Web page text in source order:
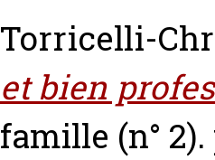
Torricelli-
et bien
famille (n° 2).